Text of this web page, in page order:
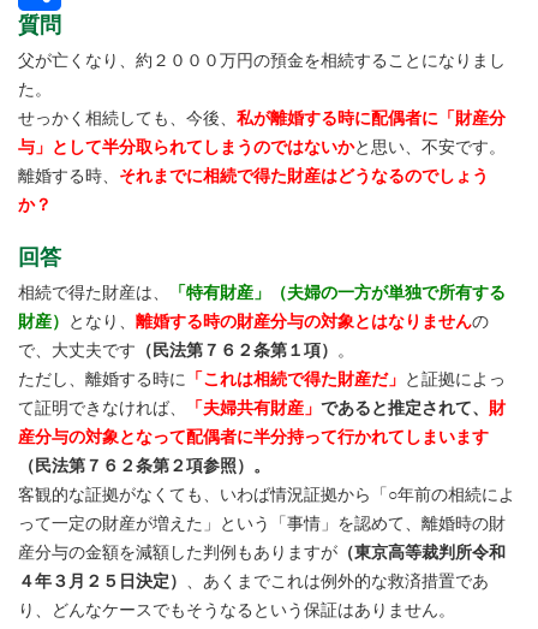
共
質問
父が亡くなり、約２０００万円の預金を相続することになりまし
た。
せっかく相続しても、今後、 私が離婚する時に配偶者に「財産分
与」として半分取られてしまうのではないかと思い、不安です。
離婚する時、 それまでに相続で得た財産はどうなるのでしょう
か？
回答
相続で得た財産は、
「特有財産」（夫婦の一方が単独で所有する
財産）
となり、 離婚する時の財産分与の対象とはなりませんの
で、大丈夫です （民法第７６２条第１項）
。
ただし、離婚する時に
「これは相続で得た財産だ」 と証拠によっ
て証明できなければ、
「夫婦共有財産」 であると推定されて、 財
産分与の対象となって配偶者に半分持って行かれてしまいます
（民法第７６２条第２項参照）。
客観的な証拠がなくても、いわば情況証拠から「○年前の相続によ
って一定の財産が増えた」という「事情」を認めて、離婚時の財
産分与の金額を減額した判例もありますが （東京高等裁判所令和
４年３月２５日決定）
、あくまでこれは例外的な救済措置であ
り、どんなケースでもそうなるという保証はありません。